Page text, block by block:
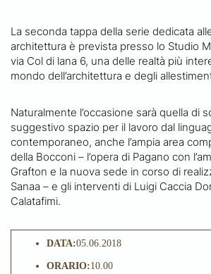
La seconda tappa della serie dedicata
architettura è prevista presso lo Studio
via Col di lana 6, una delle realtà più
mondo dell’architettura e degli
Naturalmente l’occasione sarà quella di
suggestivo spazio per il lavoro dal
contemporaneo, anche l’ampia area
della Bocconi – l’opera di Pagano con
Grafton e la nuova sede in corso di
Sanaa – e gli interventi di Luigi Caccia
Calatafimi.
DATA:05.06.2018
ORARIO:10.00